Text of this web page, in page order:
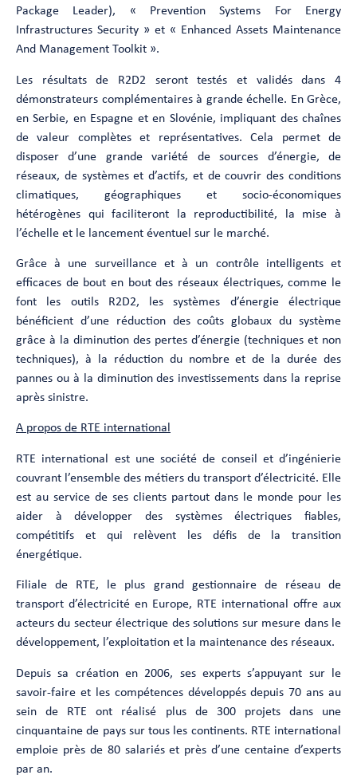
Package Leader), « Prevention Systems For Energy
Infrastructures Security » et « Enhanced Assets Maintenance
And Management Toolkit ».
Les résultats de R2D2 seront testés et validés dans 4
démonstrateurs complémentaires à grande échelle. En Grèce,
en Serbie, en Espagne et en Slovénie, impliquant des chaînes
de valeur complètes et représentatives. Cela permet de
disposer d’une grande variété de sources d’énergie, de
réseaux, de systèmes et d’actifs, et de couvrir des conditions
climatiques, géographiques et socio-économiques
hétérogènes qui faciliteront la reproductibilité, la mise à
l’échelle et le lancement éventuel sur le marché.
Grâce à une surveillance et à un contrôle intelligents et
efficaces de bout en bout des réseaux électriques, comme le
font les outils R2D2, les systèmes d’énergie électrique
bénéficient d’une réduction des coûts globaux du système
grâce à la diminution des pertes d’énergie (techniques et non
techniques), à la réduction du nombre et de la durée des
pannes ou à la diminution des investissements dans la reprise
après sinistre.
A propos de RTE international
RTE international est une société de conseil et d’ingénierie
couvrant l’ensemble des métiers du transport d’électricité. Elle
est au service de ses clients partout dans le monde pour les
aider à développer des systèmes électriques fiables,
compétitifs et qui relèvent les défis de la transition
énergétique.
Filiale de RTE, le plus grand gestionnaire de réseau de
transport d’électricité en Europe, RTE international offre aux
acteurs du secteur électrique des solutions sur mesure dans le
développement, l’exploitation et la maintenance des réseaux.
Depuis sa création en 2006, ses experts s’appuyant sur le
savoir-faire et les compétences développés depuis 70 ans au
sein de RTE ont réalisé plus de 300 projets dans une
cinquantaine de pays sur tous les continents. RTE international
emploie près de 80 salariés et près d’une centaine d’experts
par an.